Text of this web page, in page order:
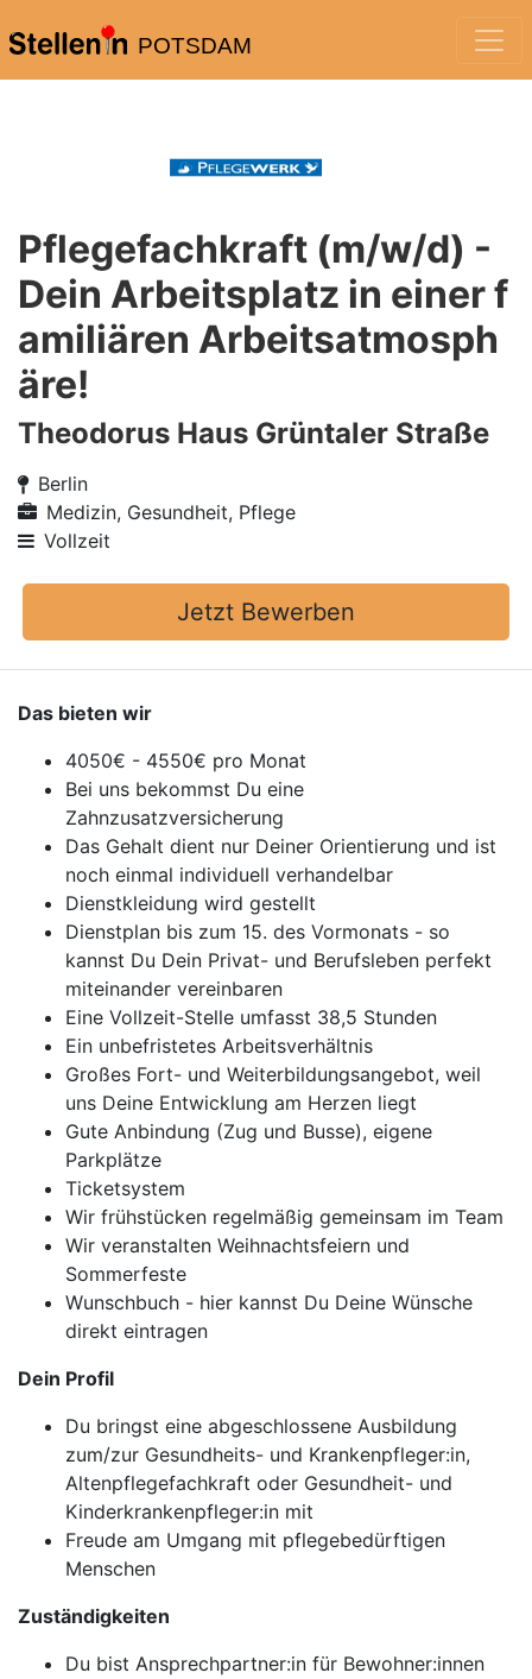
POTSDAM
Pflegefachkraft (m/w/d) -
Dein Arbeitsplatz in einer f
amiliären Arbeitsatmosph
äre!
Theodorus Haus Grüntaler Straße
Berlin
Medizin, Gesundheit, Pflege
Vollzeit
Jetzt Bewerben
Das bieten wir
4050€ - 4550€ pro Monat
Bei uns bekommst Du eine
Zahnzusatzversicherung
Das Gehalt dient nur Deiner Orientierung und ist
noch einmal individuell verhandelbar
Dienstkleidung wird gestellt
Dienstplan bis zum 15. des Vormonats - so
kannst Du Dein Privat- und Berufsleben perfekt
miteinander vereinbaren
Eine Vollzeit-Stelle umfasst 38,5 Stunden
Ein unbefristetes Arbeitsverhältnis
Großes Fort- und Weiterbildungsangebot, weil
uns Deine Entwicklung am Herzen liegt
Gute Anbindung (Zug und Busse), eigene
Parkplätze
Ticketsystem
Wir frühstücken regelmäßig gemeinsam im Team
Wir veranstalten Weihnachtsfeiern und
Sommerfeste
Wunschbuch - hier kannst Du Deine Wünsche
direkt eintragen
Dein Profil
Du bringst eine abgeschlossene Ausbildung
zum/zur Gesundheits- und Krankenpfleger:in,
Altenpflegefachkraft oder Gesundheit- und
Kinderkrankenpfleger:in mit
Freude am Umgang mit pflegebedürftigen
Menschen
Zuständigkeiten
Du bist Ansprechpartner:in für Bewohner:innen